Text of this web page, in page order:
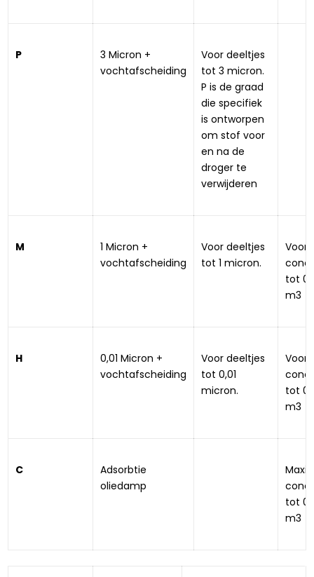
P
3 Micron +
vochtafscheiding
Voor deeltjes
tot 3 micron.
P is de graad
die specifiek
is ontworpen
om stof voor
en na de
droger te
verwijderen
M
1 Micron +
vochtafscheiding
Voor deeltjes
tot 1 micron.
Voor
tot
m3
H
0,01 Micron +
vochtafscheiding
Voor deeltjes
tot 0,01
micron.
Voor
tot
m3
C
Adsorbtie
oliedamp
tot
m3